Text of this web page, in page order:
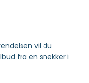
vil du
fra en snekker i